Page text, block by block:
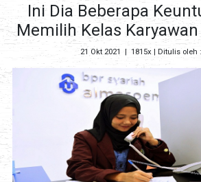
Ini Dia Beberapa
Memilih Kelas
21 Okt 2021 1815x | Ditulis oleh